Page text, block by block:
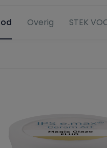
Overig STEK